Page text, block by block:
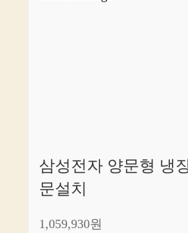
삼성전자 양문형 냉
문설치
1,059,930원